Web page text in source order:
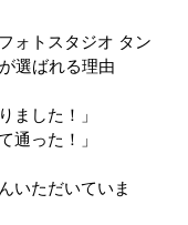
ォトスタジオ タン
選ばれる理由
ました！」
通った！」
いただいていま